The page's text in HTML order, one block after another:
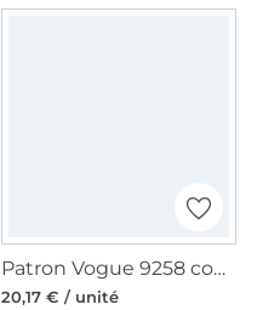
Patron Vogue 9258 combination, en français
20,17 € / unité